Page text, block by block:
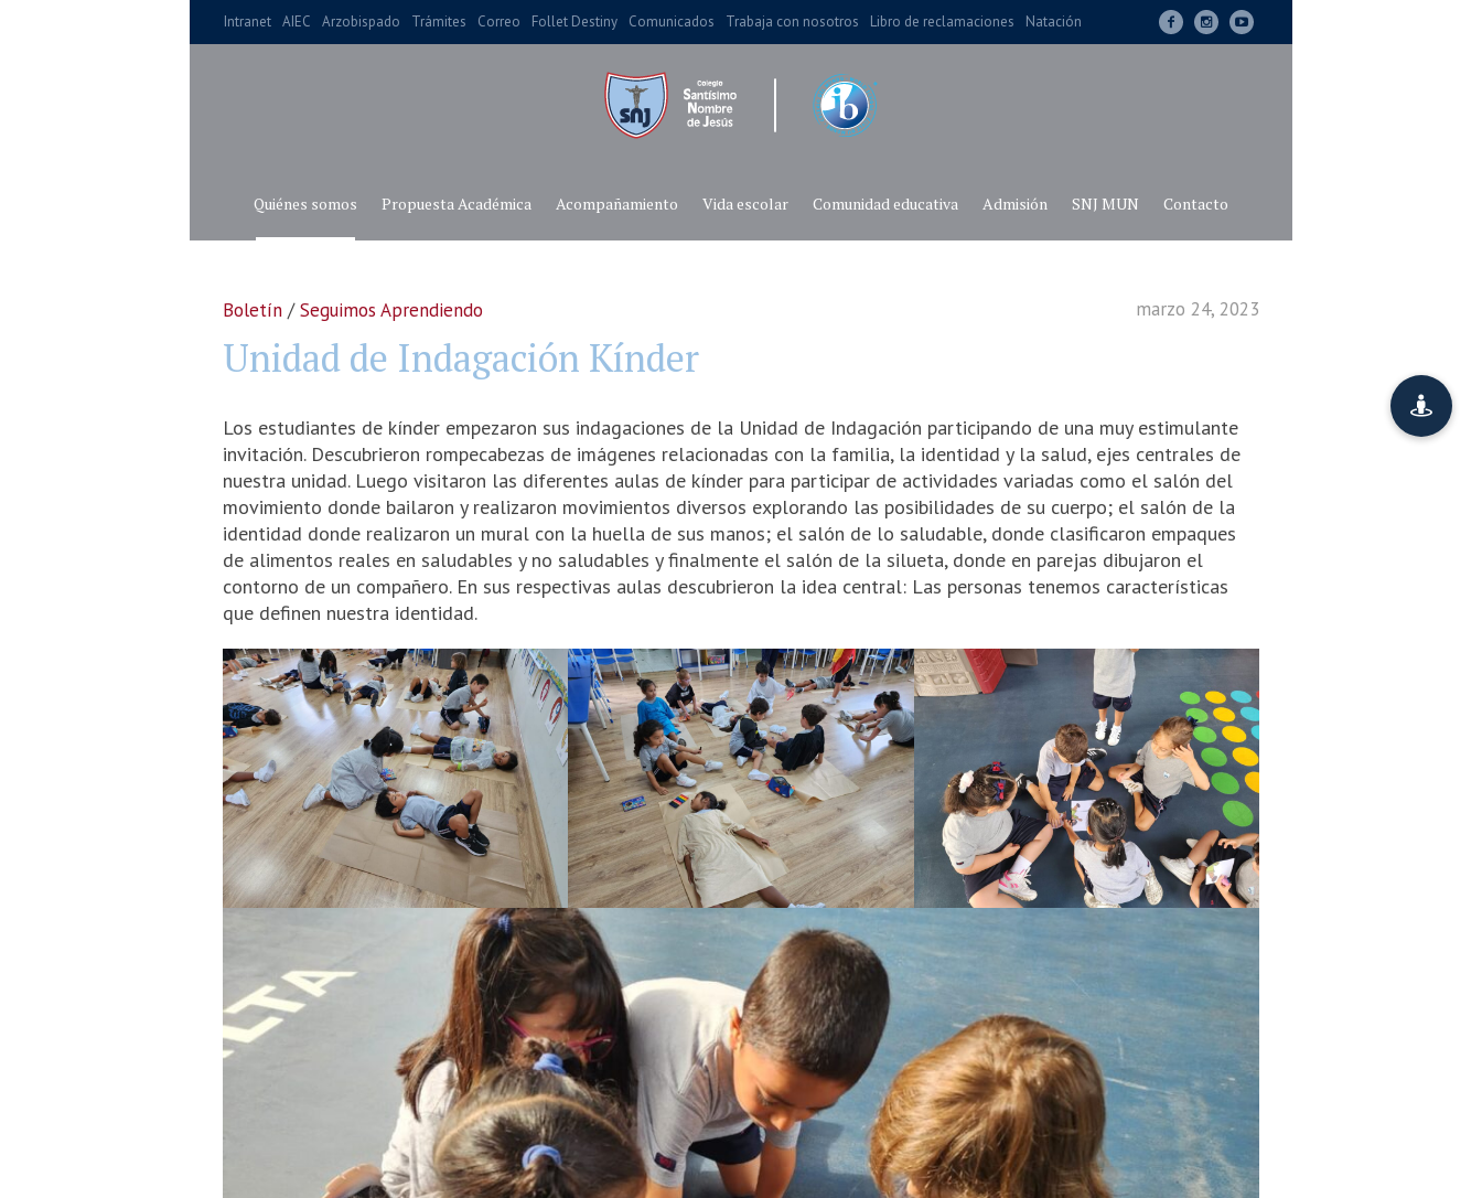
Intranet AIEC Arzobispado Trámites Correo Follet Destiny Comunicados Trabaja con nosotros Libro de reclamaciones Natación
Quiénes somos Propuesta Académica Acompañamiento Vida escolar Comunidad educativa Admisión SNJ MUN Contacto
marzo 24, 2023
Boletín /Seguimos Aprendiendo
Unidad de Indagación Kínder
Los estudiantes de kínder empezaron sus indagaciones de la Unidad de Indagación participando de una muy estimulante
invitación. Descubrieron rompecabezas de imágenes relacionadas con la familia, la identidad y la salud, ejes centrales de
nuestra unidad. Luego visitaron las diferentes aulas de kínder para participar de actividades variadas como el salón del
movimiento donde bailaron y realizaron movimientos diversos explorando las posibilidades de su cuerpo; el salón de la
identidad donde realizaron un mural con la huella de sus manos; el salón de lo saludable, donde clasificaron empaques
de alimentos reales en saludables y no saludables y finalmente el salón de la silueta, donde en parejas dibujaron el
contorno de un compañero. En sus respectivas aulas descubrieron la idea central: Las personas tenemos características
que definen nuestra identidad.